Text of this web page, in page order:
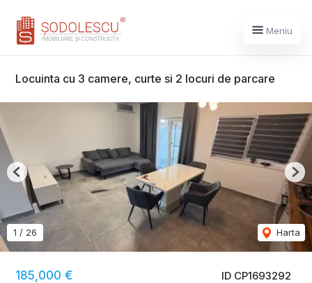
Meniu
Locuinta cu 3 camere, curte si 2 locuri de parcare
ID CP1693292
185,000 €
1 / 26 Harta
Previous